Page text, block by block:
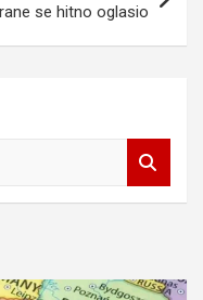
se hitno oglasio